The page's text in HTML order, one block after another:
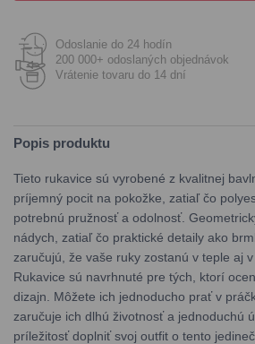
Odoslanie do 24 hodín
200 000+ odoslaných objednávok
Vrátenie tovaru do 14 dní
Popis produktu
Tieto rukavice sú vyrobené z kvalitnej
príjemný pocit na pokožke, zatiaľ čo
potrebnú pružnosť a odolnosť.
nádych, zatiaľ čo praktické detaily ako
zaručujú, že vaše ruky zostanú v teple aj
Rukavice sú navrhnuté pre tých, ktorí
dizajn. Môžete ich jednoducho prať v
zaručuje ich dlhú životnosť a jednoduchú
príležitosť doplniť svoj outfit o tento